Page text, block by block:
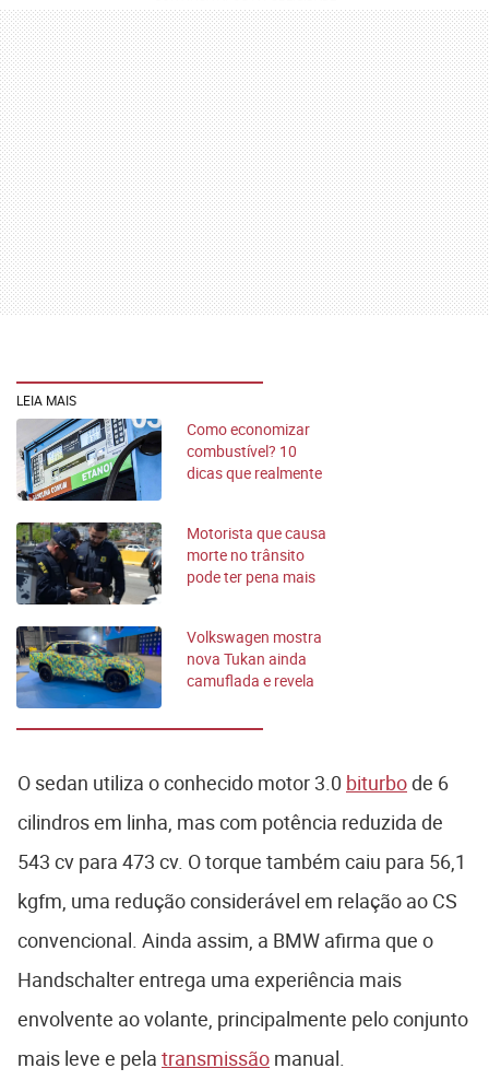
LEIA MAIS
Como economizar
combustível? 10
dicas que realmente
Motorista que causa
morte no trânsito
pode ter pena mais
Volkswagen mostra
nova Tukan ainda
camuflada e revela
O sedan utiliza o conhecido motor 3.0 biturbode 6
cilindros em linha, mas com potência reduzida de
543 cv para 473 cv. O torque também caiu para 56,1
kgfm, uma redução considerável em relação ao CS
convencional. Ainda assim, a BMW afirma que o
Handschalter entrega uma experiência mais
envolvente ao volante, principalmente pelo conjunto
mais leve e pela transmissão manual.